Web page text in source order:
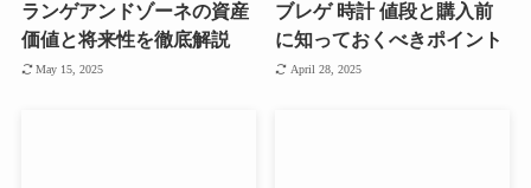
ランゲアンドゾーネの資産
価値と将来性を徹底解説
May 15, 2025
ブレゲ 時計 値段と購入前
に知っておくべきポイント
April 28, 2025